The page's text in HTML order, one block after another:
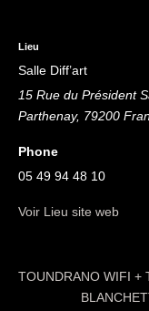
Lieu
Salle Diff’art
15 Rue du Président
Parthenay, 79200
Phone
05 49 94 48 10
Voir Lieu site web
TOUNDRANO WIFI +